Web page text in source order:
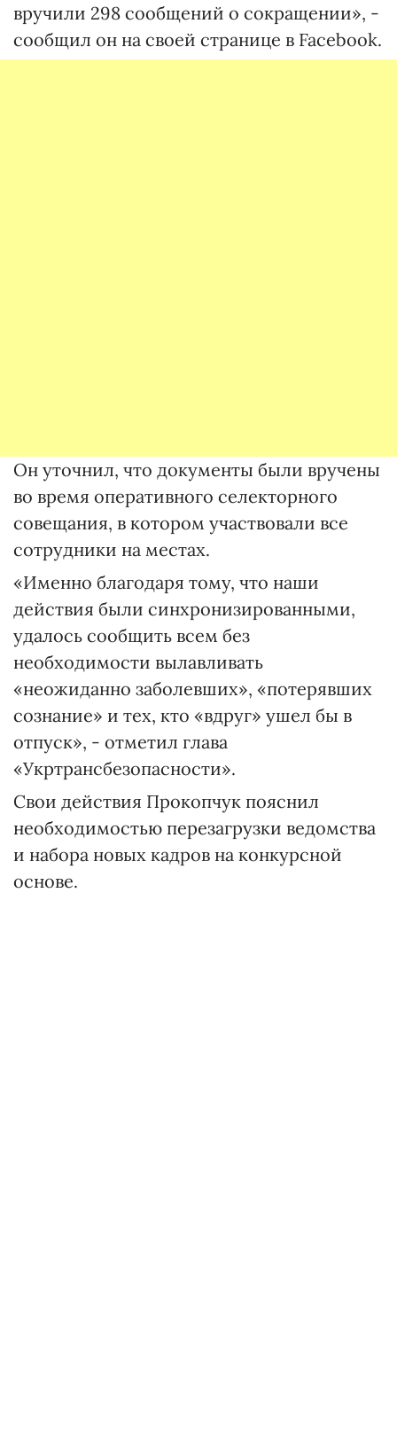
вручили 298 сообщений о сокращении», -
сообщил он на своей странице в Facebook.
Он уточнил, что документы были вручены
во время оперативного селекторного
совещания, в котором участвовали все
сотрудники на местах.
«Именно благодаря тому, что наши
действия были синхронизированными,
удалось сообщить всем без
необходимости вылавливать
«неожиданно заболевших», «потерявших
сознание» и тех, кто «вдруг» ушел бы в
отпуск», - отметил глава
«Укртрансбезопасности».
Свои действия Прокопчук пояснил
необходимостью перезагрузки ведомства
и набора новых кадров на конкурсной
основе.